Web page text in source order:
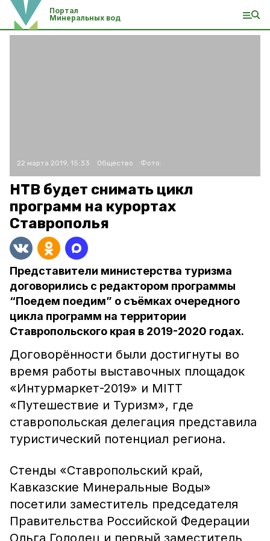
Портал
Минеральных вод
22 марта 2019, 15:33 Общество Фото:
НТВ будет снимать цикл
программ на курортах
Ставрополья
Представители министерства туризма
договорились с редактором программы
“Поедем поедим” о съёмках очередного
цикла программ на территории
Ставропольского края в 2019-2020 годах.
Договорённости были достигнуты во
время работы выставочных площадок
«Интурмаркет-2019» и MITT
«Путешествие и Туризм», где
ставропольская делегация представила
туристический потенциал региона.
Стенды «Ставропольский край,
Кавказские Минеральные Воды»
посетили заместитель председателя
Правительства Российской Федерации
Ольга Голодец и первый заместитель